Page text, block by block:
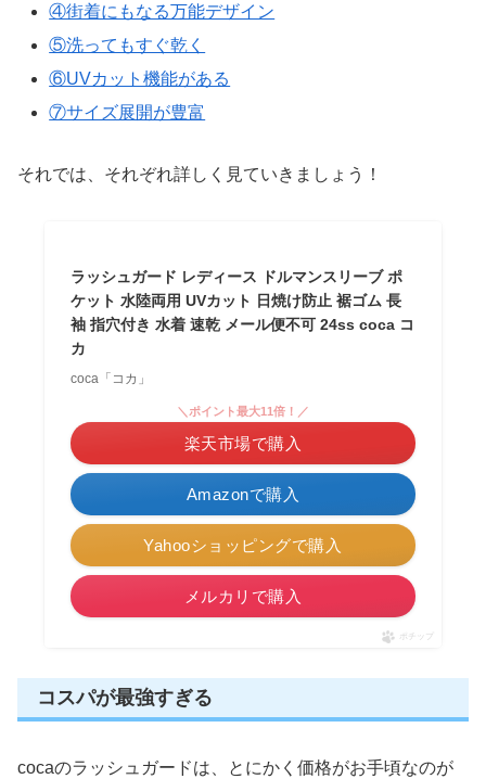
④街着にもなる万能デザイン
⑤洗ってもすぐ乾く
⑥UVカット機能がある
⑦サイズ展開が豊富
それでは、それぞれ詳しく見ていきましょう！
ラッシュガード レディース ドルマンスリーブ ポ
ケット 水陸両用 UVカット 日焼け防止 裾ゴム 長
袖 指穴付き 水着 速乾 メール便不可 24ss coca コ
カ
coca「コカ」
Amazonで購入
＼ポイント最大11倍！／
楽天市場で購入
Yahooショッピングで購入
メルカリで購入
ポチップ
コスパが最強すぎる
cocaのラッシュガードは、とにかく価格がお手頃なのが